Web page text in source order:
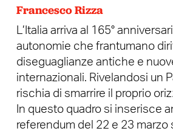
Francesco Rizza
L’Italia arriva al 165°
autonomie che frantumano
diseguaglianze antiche e
internazionali. Rivelandosi un
rischia di smarrire il proprio
In questo quadro si inserisce
referendum del 22 e 23 marzo